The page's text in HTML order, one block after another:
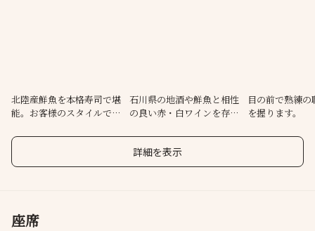
北陸産鮮魚を本格寿司で堪
能。お客様のスタイルでご
石川県の地酒や鮮魚と相性
の良い赤・白ワインを存分
目の前で熟練
を握ります。
詳細を表示
座席